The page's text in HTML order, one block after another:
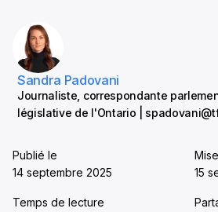
Sandra Padovani
Journaliste, correspondante
législative de l'Ontario |
Publié le
14 septembre 2025
15
Temps de lecture